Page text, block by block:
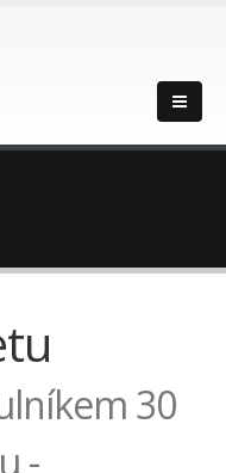
30
-